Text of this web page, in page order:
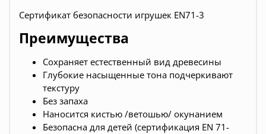
Сертификат безопасности игрушек EN71-3
Преимущества
Сохраняет естественный вид древесины
Глубокие насыщенные тона подчеркивают
текстуру
Без запаха
Наносится кистью /ветошью/ окунанием
Безопасна для детей (сертификация EN 71-